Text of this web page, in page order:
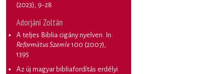
(2023), 9-28
Adorjáni Zoltán
A teljes Biblia cigány nyelven. In:
Református Szemle100 (2007),
1395
Az új magyar bibliafordítás erdélyi